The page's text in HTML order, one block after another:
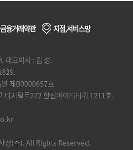
융거래약관 지점,서비스망
대표이사 : 김 성.
원 제B0000657호
디지털로272 한신아이티타워 1211호.
정(주). All Rights Reserved.